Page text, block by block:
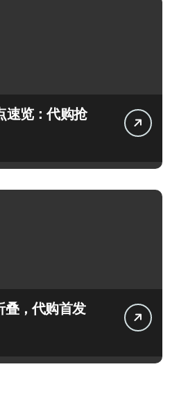
速览：代购抢
，代购首发